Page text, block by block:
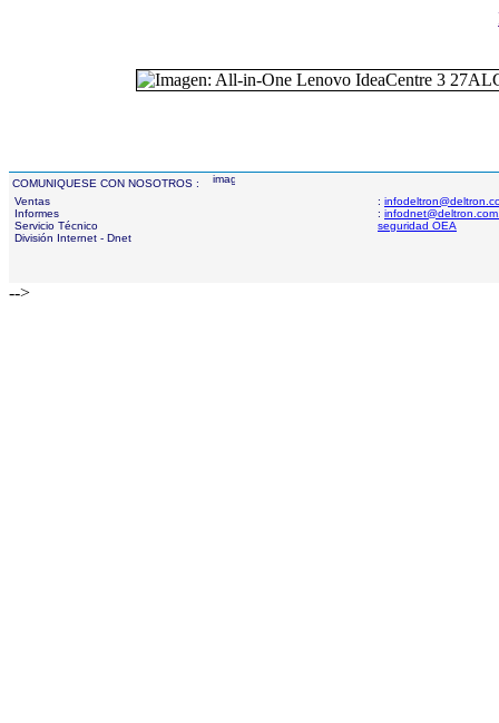
COMUNIQUESE CON NOSOTROS :
Ventas
Informes
Servicio Técnico
División Internet - Dnet
:
:
seguridad OEA
-->